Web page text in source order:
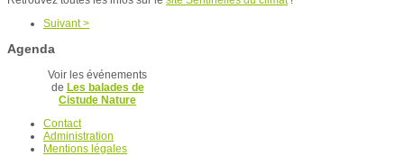
Suivant >
Agenda
Voir les événements
de Les balades de
Cistude Nature
Contact
Administration
Mentions légales